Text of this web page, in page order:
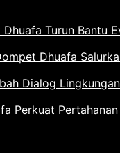
Turun Bantu
Dhuafa
Dialog
Perkuat